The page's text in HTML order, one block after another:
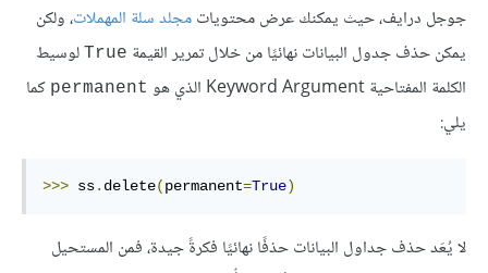
جوجل درايف، حيث يمكنك عرض محتوياتمجلد سلة المهملات، ولكن
يمكن حذف جدول البيانات نهائيًا من خلال تمرير القيمة True لوسيط
الكلمة المفتاحية Keyword Argument الذي هو
permanent كما
يلي:
>>> ss. delete(permanent=True)
لا يُعَد حذف جداول البيانات حذفًا نهائيًا فكرةً جيدة، فمن المستحيل